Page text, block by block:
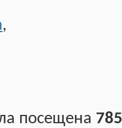
,
посещена